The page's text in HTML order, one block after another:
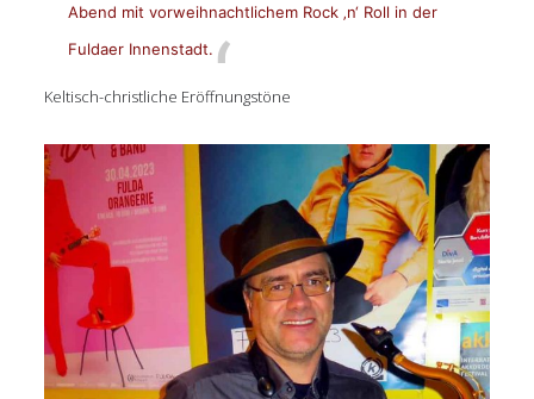
Abend mit vorweihnachtlichem Rock ‚n‘ Roll in der
Fuldaer Innenstadt.
Keltisch-christliche Eröffnungstöne